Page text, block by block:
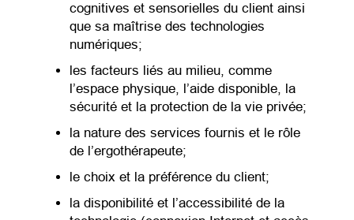
cognitives et sensorielles du client ainsi
que sa maîtrise des technologies
numériques;
les facteurs liés au milieu, comme
l’espace physique, l’aide disponible, la
sécurité et la protection de la vie privée;
la nature des services fournis et le rôle
de l’ergothérapeute;
le choix et la préférence du client;
la disponibilité et l’accessibilité de la